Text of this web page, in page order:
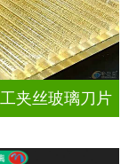
夹丝玻璃刀片